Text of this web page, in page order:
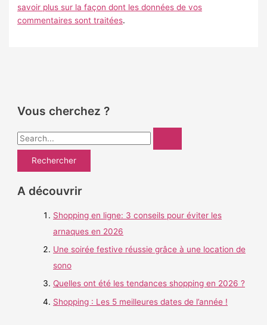
savoir plus sur la façon dont les données de vos
commentaires sont traitées.
Vous cherchez ?
R
e
A découvrir
Shopping en ligne: 3 conseils pour éviter les
arnaques en 2026
Une soirée festive réussie grâce à une location de
sono
Quelles ont été les tendances shopping en 2026 ?
Shopping : Les 5 meilleures dates de l’année !